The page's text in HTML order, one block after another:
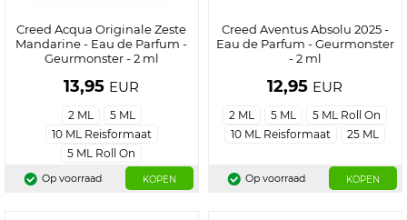
Creed Acqua Originale Zeste
Mandarine - Eau de Parfum -
Geurmonster - 2 ml
13,95 EUR
2 ML
5 ML
10 ML Reisformaat
5 ML Roll On
Op voorraad KOPEN
Creed Aventus Absolu 2025 -
Eau de Parfum - Geurmonster
- 2 ml
12,95 EUR
2 ML 5 ML
5 ML Roll On
10 ML Reisformaat
25 ML
Op voorraad KOPEN